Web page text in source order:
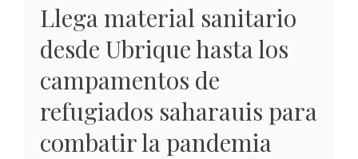
Llega material sanitario
desde Ubrique hasta los
campamentos de
refugiados saharauis para
combatir la pandemia